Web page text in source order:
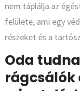
nem táplálja az
felülete, ami egy
részeket és a
Oda
rágcsálók